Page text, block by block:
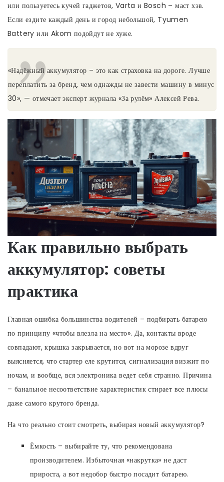
или пользуетесь кучей гаджетов, Varta и Bosch – маст хэв.
Если ездите каждый день и город небольшой, Tyumen
Battery или Akom подойдут не хуже.
«Надёжный аккумулятор – это как страховка на дороге. Лучше
переплатить за бренд, чем однажды не завести машину в минус
30», — отмечает эксперт журнала «За рулём» Алексей Рева.
Как правильно выбрать
аккумулятор: советы
практика
Главная ошибка большинства водителей – подбирать батарею
по принципу «чтобы влезла на место». Да, контакты вроде
совпадают, крышка закрывается, но вот на морозе вдруг
выясняется, что стартер еле крутится, сигнализация визжит по
ночам, и вообще, вся электроника ведет себя странно. Причина
– банальное несоответствие характеристик стирает все плюсы
даже самого крутого бренда.
На что реально стоит смотреть, выбирая новый аккумулятор?
Ёмкость – выбирайте ту, что рекомендована
производителем. Избыточная «накрутка» не даст
прироста, а вот недобор быстро посадит батарею.